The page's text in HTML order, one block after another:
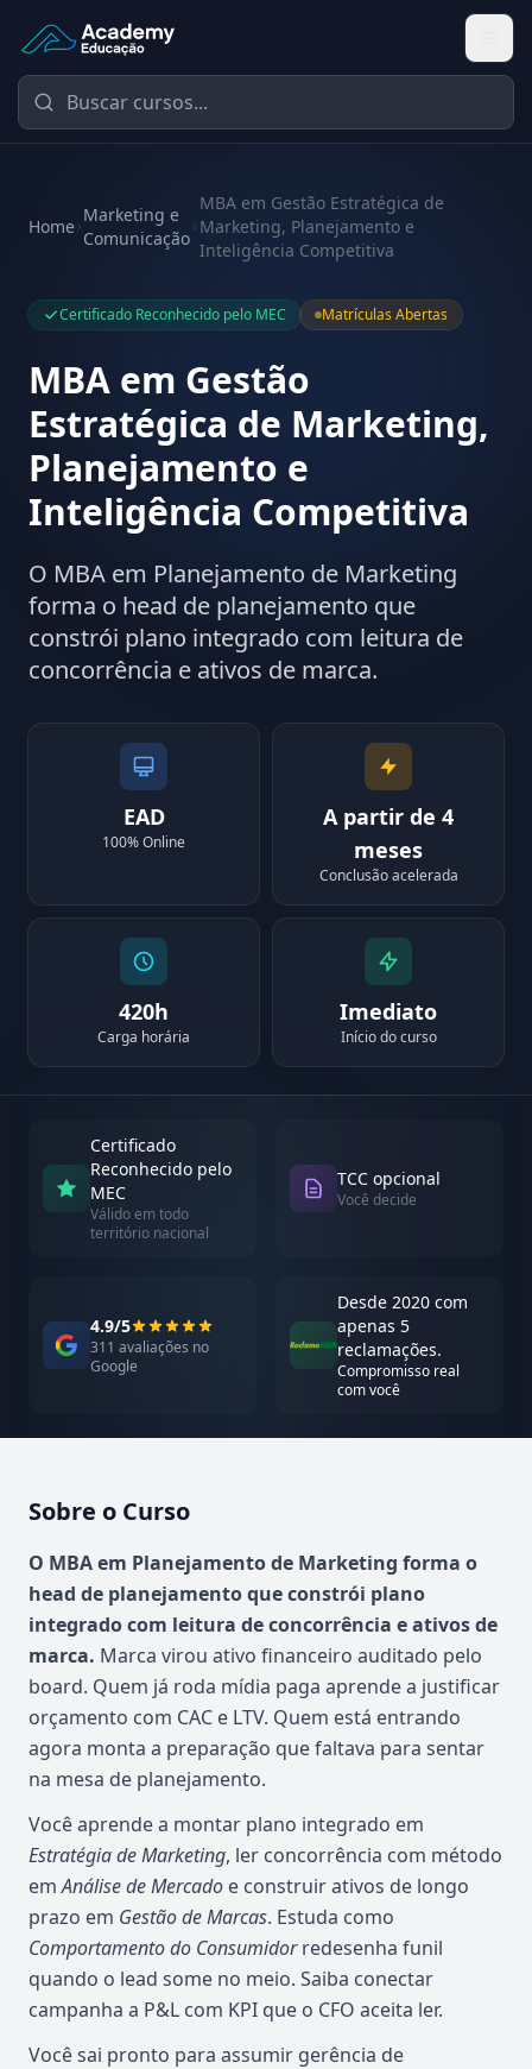
Academy Educação — Página Inicial
Home
Marketing e
Comunicação
MBA em Gestão Estratégica de
Marketing, Planejamento e
Inteligência Competitiva
Certificado Reconhecido pelo MEC Matrículas Abertas
MBA em Gestão
Estratégica de Marketing,
Planejamento e
Inteligência Competitiva
O MBA em Planejamento de Marketing
forma o head de planejamento que
constrói plano integrado com leitura de
concorrência e ativos de marca.
EAD
100% Online
A partir de 4
meses
Conclusão acelerada
420h
Carga horária
Imediato
Início do curso
Certificado
Reconhecido pelo
MEC
Válido em todo
território nacional
TCC opcional
Você decide
4.9/5
311 avaliações no
Google
Desde 2020 com
apenas 5
reclamações.
Compromisso real
com você
Sobre o Curso
Atualizado em abril de 2026
O MBA em Planejamento de Marketing forma o
head de planejamento que constrói plano
integrado com leitura de concorrência e ativos de
marca. Marca virou ativo financeiro auditado pelo
board. Quem já roda mídia paga aprende a justificar
orçamento com CAC e LTV. Quem está entrando
agora monta a preparação que faltava para sentar
na mesa de planejamento.
Você aprende a montar plano integrado em
Estratégia de Marketing, ler concorrência com método
emAnálise de Mercado e construir ativos de longo
prazo em Gestão de Marcas. Estuda como
Comportamento do Consumidorredesenha funil
quando o lead some no meio. Saiba conectar
campanha a P&L com KPI que o CFO aceita ler.
Você sai pronto para assumir gerência de